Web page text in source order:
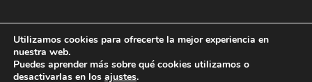
Designed byshowin| Todos los derechos reservados
Utilizamos cookies para ofrecerte la mejor experiencia en
nuestra web.
Puedes aprender más sobre qué cookies utilizamos o
desactivarlas en los ajustes.